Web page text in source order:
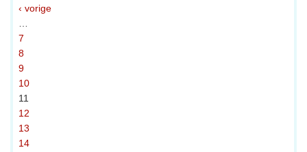
‹ vorige
7
8
9
10
11
12
13
14